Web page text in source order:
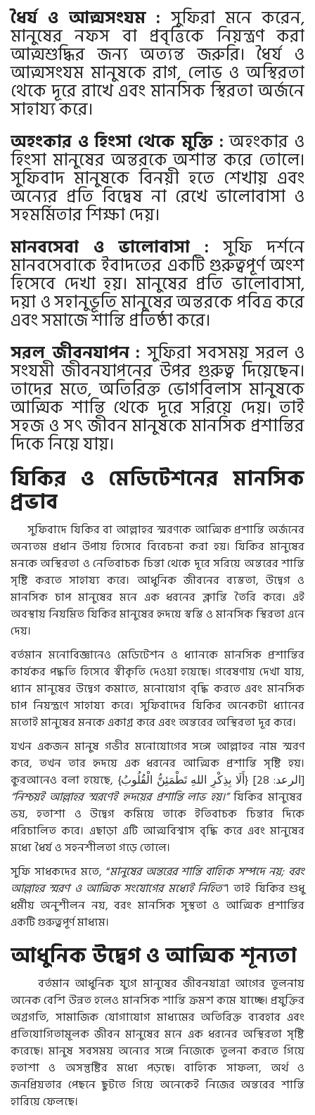
ধৈর্য ও আত্মসংযম : সুফিরা মনে করেন,
মানুষের নফস বা প্রবৃত্তিকে নিয়ন্ত্রণ করা
আত্মশুদ্ধির জন্য অত্যন্ত জরুরি। ধৈর্য ও
আত্মসংযম মানুষকে রাগ, লোভ ও অস্থিরতা
থেকে দূরে রাখে এবং মানসিক স্থিরতা অর্জনে
সাহায্য করে।
অহংকার ও হিংসা থেকে মুক্তি :অহংকার ও
হিংসা মানুষের অন্তরকে অশান্ত করে তোলে।
সুফিবাদ মানুষকে বিনয়ী হতে শেখায় এবং
অন্যের প্রতি বিদ্বেষ না রেখে ভালোবাসা ও
সহমর্মিতার শিক্ষা দেয়।
মানবসেবা ও ভালোবাসা :সুফি দর্শনে
মানবসেবাকে ইবাদতের একটি গুরুত্বপূর্ণ অংশ
হিসেবে দেখা হয়। মানুষের প্রতি ভালোবাসা,
দয়া ও সহানুভূতি মানুষের অন্তরকে পবিত্র করে
এবং সমাজে শান্তি প্রতিষ্ঠা করে।
সরল জীবনযাপন : সুফিরা সবসময় সরল ও
সংযমী জীবনযাপনের উপর গুরুত্ব দিয়েছেন।
তাদের মতে, অতিরিক্ত ভোগবিলাস মানুষকে
আত্মিক শান্তি থেকে দূরে সরিয়ে দেয়। তাই
সহজ ও সৎ জীবন মানুষকে মানসিক প্রশান্তির
দিকে নিয়ে যায়।
যিকির ও মেডিটেশনের মানসিক
প্রভাব
সুফিবাদে যিকির বা আল্লাহর স্মরণকে আত্মিক প্রশান্তি অর্জনের
অন্যতম প্রধান উপায় হিসেবে বিবেচনা করা হয়। যিকির মানুষের
মনকে অস্থিরতা ও নেতিবাচক চিন্তা থেকে দূরে সরিয়ে অন্তরের শান্তি
সৃষ্টি করতে সাহায্য করে। আধুনিক জীবনের ব্যস্ততা, উদ্বেগ ও
মানসিক চাপ মানুষের মনে এক ধরনের ক্লান্তি তৈরি করে। এই
অবস্থায় নিয়মিত যিকির মানুষের হৃদয়ে স্বস্তি ও মানসিক স্থিরতা এনে
দেয়।
বর্তমান মনোবিজ্ঞানেও মেডিটেশন ও ধ্যানকে মানসিক প্রশান্তির
কার্যকর পদ্ধতি হিসেবে স্বীকৃতি দেওয়া হয়েছে। গবেষণায় দেখা যায়,
ধ্যান মানুষের উদ্বেগ কমাতে, মনোযোগ বৃদ্ধি করতে এবং মানসিক
চাপ নিয়ন্ত্রণে সাহায্য করে। সুফিবাদের যিকির অনেকটা ধ্যানের
মতোই মানুষের মনকে একাগ্র করে এবং অন্তরের অস্থিরতা দূর করে।
যখন একজন মানুষ গভীর মনোযোগের সঙ্গে আল্লাহর নাম স্মরণ
করে, তখন তার হৃদয়ে এক ধরনের আত্মিক প্রশান্তি সৃষ্টি হয়।
কুরআনেও বলা হয়েছে, { أَلَا بِذِكْرِ اللهِ تَطْمَئِنُّ الْقُلُوبُ } [ الرعد: 28]
“নিশ্চয়ই আল্লাহর স্মরণেই হৃদয়ের প্রশান্তি লাভ হয়।”যিকির মানুষের
ভয়, হতাশা ও উদ্বেগ কমিয়ে তাকে ইতিবাচক চিন্তার দিকে
পরিচালিত করে। এছাড়া এটি আত্মবিশ্বাস বৃদ্ধি করে এবং মানুষের
মধ্যে ধৈর্য ও সহনশীলতা গড়ে তোলে।
সুফি সাধকদের মতে, “মানুষের অন্তরের শান্তি বাহ্যিক সম্পদে নয়; বরং
আল্লাহর স্মরণ ও আত্মিক সংযোগের মধ্যেই নিহিত”। তাই যিকির শুধু
ধর্মীয় অনুশীলন নয়, বরং মানসিক সুস্থতা ও আত্মিক প্রশান্তির
একটি গুরুত্বপূর্ণ মাধ্যম।
আধুনিক উদ্বেগ ও আত্মিক শূন্যতা
বর্তমান আধুনিক যুগে মানুষের জীবনযাত্রা আগের তুলনায়
অনেক বেশি উন্নত হলেও মানসিক শান্তি ক্রমশ কমে যাচ্ছে। প্রযুক্তির
অগ্রগতি, সামাজিক যোগাযোগ মাধ্যমের অতিরিক্ত ব্যবহার এবং
প্রতিযোগিতামূলক জীবন মানুষের মনে এক ধরনের অস্থিরতা সৃষ্টি
করেছে। মানুষ সবসময় অন্যের সঙ্গে নিজেকে তুলনা করতে গিয়ে
হতাশা ও অসন্তুষ্টির মধ্যে পড়ছে। বাহ্যিক সাফল্য, অর্থ ও
জনপ্রিয়তার পেছনে ছুটতে গিয়ে অনেকেই নিজের অন্তরের শান্তি
হারিয়ে ফেলছে।